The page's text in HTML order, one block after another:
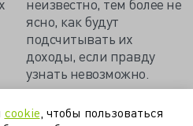
ясно, как будут
подсчитывать их
доходы, если правду
узнать невозможно.
cookie , чтобы пользоваться